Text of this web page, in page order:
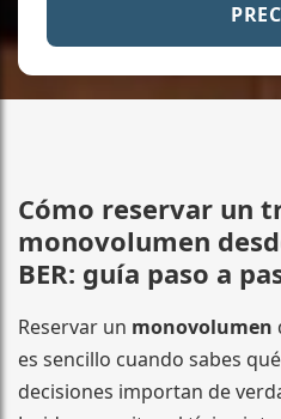
Cómo reservar un
monovolumen
BER: guía paso a
Reservar un monovolumen
es sencillo cuando sabes
decisiones importan de